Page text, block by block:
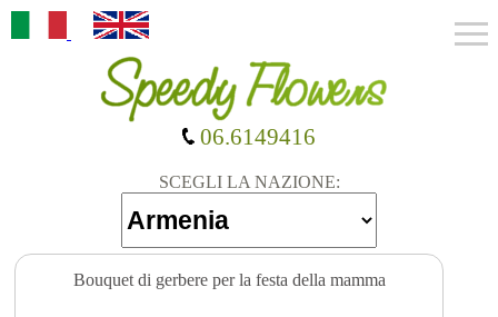
SCEGLI LA NAZIONE:
06.6149416
Bouquet di gerbere per la festa della mamma